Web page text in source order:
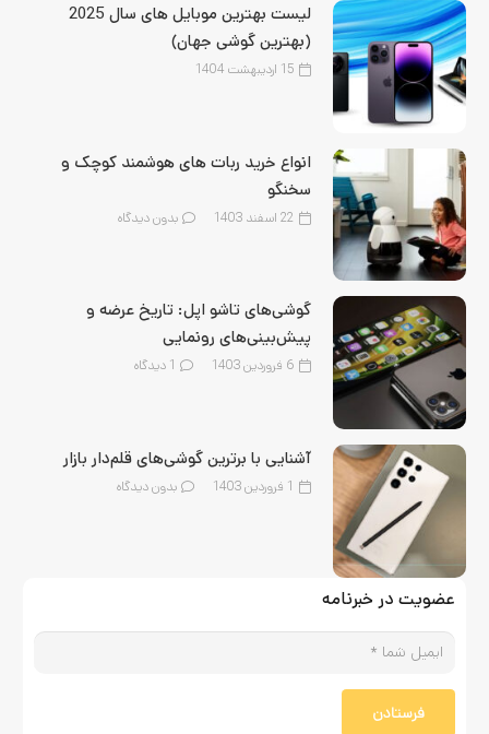
لیست بهترین موبایل‌ های سال 2025
(بهترین گوشی جهان)
15 اردیبهشت 1404
انواع خرید ربات های هوشمند کوچک و
سخنگو
22 اسفند 1403 بدون دیدگاه
گوشی‌های تاشو اپل: تاریخ عرضه و
پیش‌بینی‌های رونمایی
6 فروردین 1403 1 دیدگاه
آشنایی با برترین گوشی‌های قلم‌‌دار بازار
1 فروردین 1403 بدون دیدگاه
عضویت در خبرنامه
فرستادن